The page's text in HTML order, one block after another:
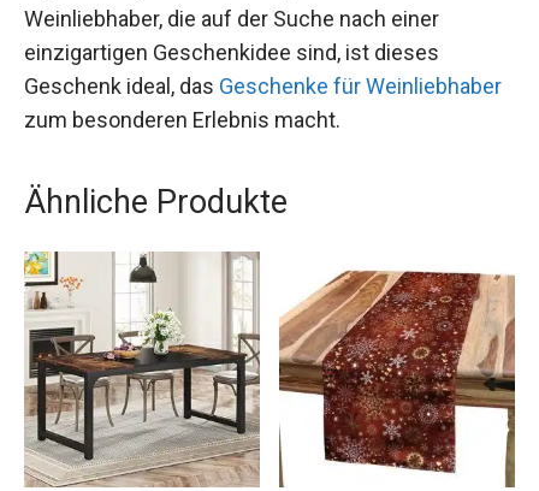
Weinliebhaber, die auf der Suche nach einer
einzigartigen Geschenkidee sind, ist dieses
Geschenk ideal, das Geschenke für Weinliebhaber
zum besonderen Erlebnis macht.
Ähnliche Produkte